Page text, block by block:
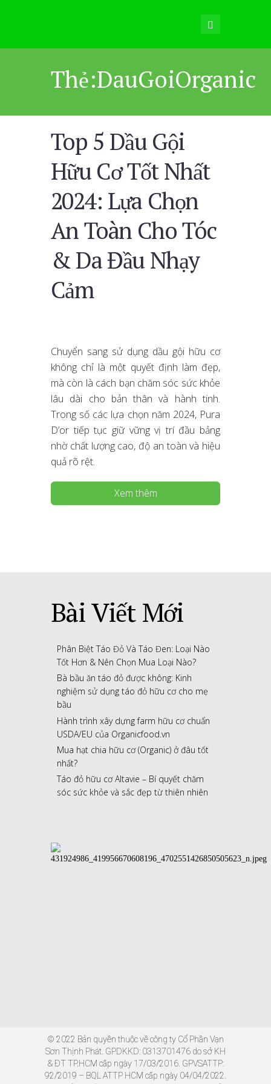
Thẻ:DauGoiOrganic
Top 5 Dầu Gội
Hữu Cơ Tốt Nhất
2024: Lựa Chọn
An Toàn Cho Tóc
& Da Đầu Nhạy
Cảm
Chuyển sang sử dụng dầu gội hữu cơ
không chỉ là một quyết định làm đẹp,
mà còn là cách bạn chăm sóc sức khỏe
lâu dài cho bản thân và hành tinh.
Trong số các lựa chọn năm 2024, Pura
D’or tiếp tục giữ vững vị trí đầu bảng
nhờ chất lượng cao, độ an toàn và hiệu
quả rõ rệt.
Xem thêm
Bài Viết Mới
Phân Biệt Táo Đỏ Và Táo Đen: Loại Nào
Tốt Hơn & Nên Chọn Mua Loại Nào?
Bà bầu ăn táo đỏ được không: Kinh
nghiệm sử dụng táo đỏ hữu cơ cho mẹ
bầu
Hành trình xây dựng farm hữu cơ chuẩn
USDA/EU của Organicfood.vn
Mua hạt chia hữu cơ (Organic) ở đâu tốt
nhất?
Táo đỏ hữu cơ Altavie – Bí quyết chăm
sóc sức khỏe và sắc đẹp từ thiên nhiên
© 2022 Bản quyền thuộc về công ty Cổ Phần Vạn
Sơn Thịnh Phát. GPDKKD: 0313701476 do sở KH
& ĐT TP.HCM cấp ngày 17/03/2016. GPVSATTP:
92/2019 – BQL ATTP HCM cấp ngày 04/04/2022.